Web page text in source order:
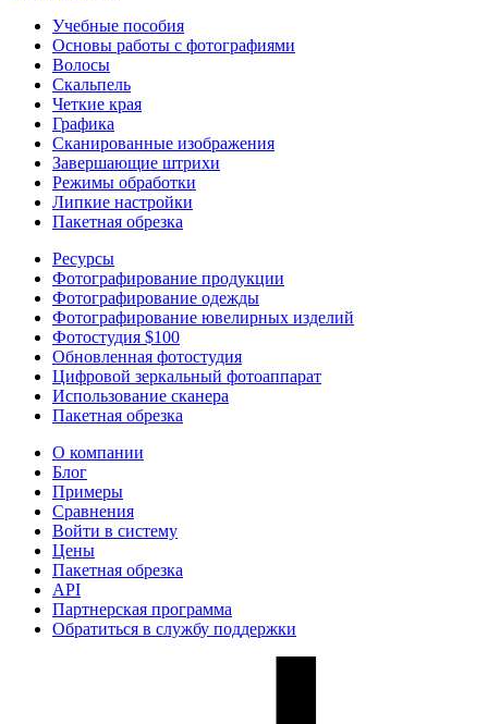
Учебные пособия
Основы работы с фотографиями
Волосы
Скальпель
Четкие края
Графика
Сканированные изображения
Завершающие штрихи
Режимы обработки
Липкие настройки
Пакетная обрезка
Ресурсы
Фотографирование продукции
Фотографирование одежды
Фотографирование ювелирных изделий
Фотостудия $100
Обновленная фотостудия
Цифровой зеркальный фотоаппарат
Использование сканера
Пакетная обрезка
О компании
Блог
Примеры
Сравнения
Войти в систему
Цены
Пакетная обрезка
API
Партнерская программа
Обратиться в службу поддержки